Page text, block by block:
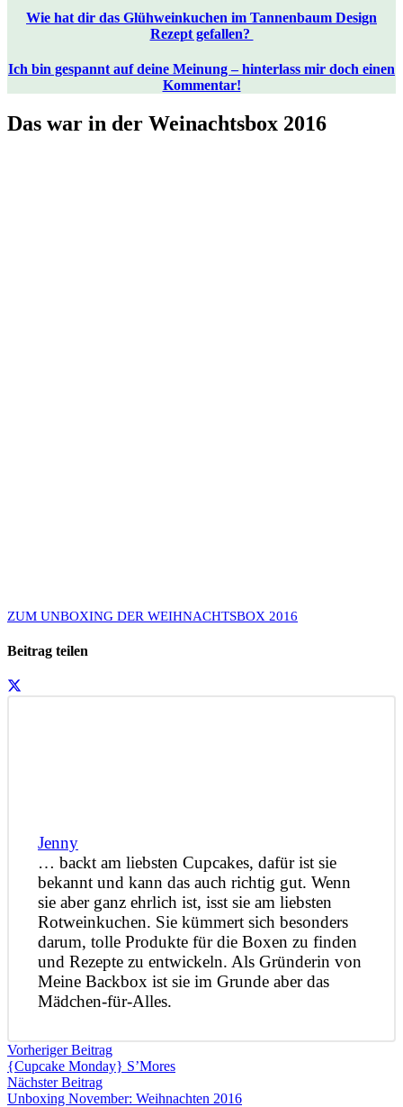
Wie hat dir das Glühweinkuchen im Tannenbaum Design
Rezept gefallen?
Ich bin gespannt auf deine Meinung – hinterlass mir doch einen
Kommentar!
Das war in der Weinachtsbox 2016
ZUM UNBOXING DER WEIHNACHTSBOX 2016
Beitrag teilen
Jenny
… backt am liebsten Cupcakes, dafür ist sie
bekannt und kann das auch richtig gut. Wenn
sie aber ganz ehrlich ist, isst sie am liebsten
Rotweinkuchen. Sie kümmert sich besonders
darum, tolle Produkte für die Boxen zu finden
und Rezepte zu entwickeln. Als Gründerin von
Meine Backbox ist sie im Grunde aber das
Mädchen-für-Alles.
Vorheriger Beitrag
{Cupcake Monday} S’Mores
Nächster Beitrag
Unboxing November: Weihnachten 2016